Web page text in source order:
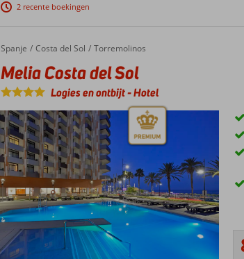
2 recente boekingen
Home
Spanje Costa del Sol Torremolinos
Melia Costa del Sol
Melia Costa del Sol
Logies en ontbijt-Hotel